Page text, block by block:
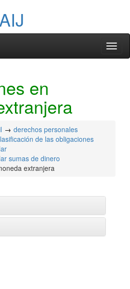
en
derechos personales
de las obligaciones
sumas de dinero
extranjera